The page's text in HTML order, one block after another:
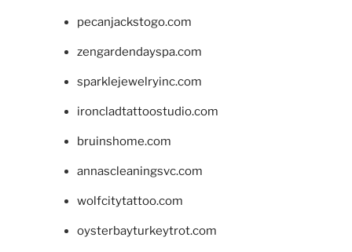
pecanjackstogo.com
zengardendayspa.com
sparklejewelryinc.com
ironcladtattoostudio.com
bruinshome.com
annascleaningsvc.com
wolfcitytattoo.com
oysterbayturkeytrot.com